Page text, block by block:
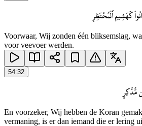
كَهَشِيمِ ٱلْمُحْتَظِرِ
Voorwaar, Wij zonden één bliksemslag,
voor veevoer werden.
54:32
مُّدَّكِرٍ
En voorzeker, Wij hebben de Koran
vermaning, is er dan iemand die er lering